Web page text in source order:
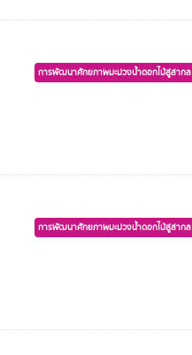
การพัฒนาศักยภาพมะม่วงน้ำดอกไม้สู่สากล
การพัฒนาศักยภาพมะม่วงน้ำดอกไม้สู่สากล